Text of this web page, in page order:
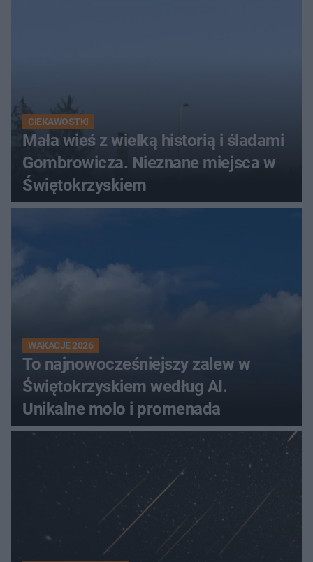
CIEKAWOSTKI
Mała wieś z wielką historią i śladami
Gombrowicza. Nieznane miejsca w
Świętokrzyskiem
WAKACJE 2026
To najnowocześniejszy zalew w
Świętokrzyskiem według AI.
Unikalne molo i promenada